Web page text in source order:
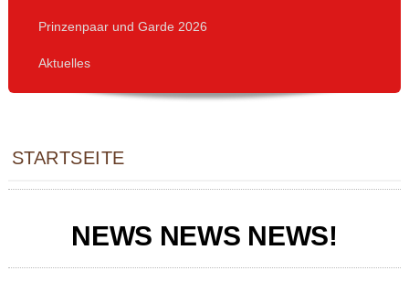
Prinzenpaar und Garde 2026
Aktuelles
STARTSEITE
NEWS NEWS NEWS!